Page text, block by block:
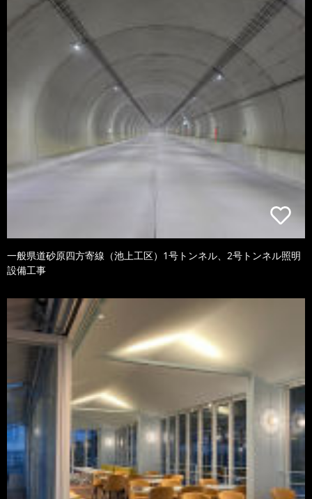
一般県道砂原四方寄線（池上工区）1号トンネル、2号トンネル照明
設備工事